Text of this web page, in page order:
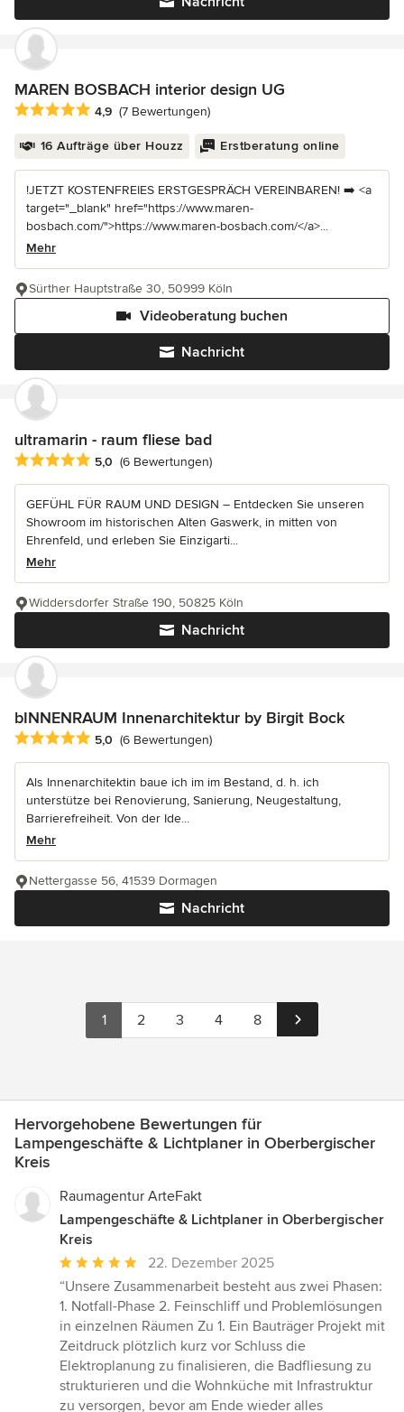
MAREN BOSBACH interior design UG
Durchschnittliche Bewertung: 4.9 von 5 Sternen
4,9 (7 Bewertungen)
16 Aufträge über Houzz Erstberatung online
!JETZT KOSTENFREIES ERSTGESPRÄCH VEREINBAREN! ➡️ <a
target="_blank" href="https://www.maren-
bosbach.com/">https://www.maren-bosbach.com/</a>...
Mehr
Nachricht
Videoberatung buchen
Sürther Hauptstraße 30, 50999 Köln
ultramarin - raum fliese bad
Durchschnittliche Bewertung: 5 von 5 Sternen
5,0 (6 Bewertungen)
GEFÜHL FÜR RAUM UND DESIGN – Entdecken Sie unseren
Showroom im historischen Alten Gaswerk, in mitten von
Ehrenfeld, und erleben Sie Einzigarti...
Mehr
Nachricht
Widdersdorfer Straße 190, 50825 Köln
bINNENRAUM Innenarchitektur by Birgit Bock
Durchschnittliche Bewertung: 5 von 5 Sternen
5,0 (6 Bewertungen)
Als Innenarchitektin baue ich im im Bestand, d. h. ich
unterstütze bei Renovierung, Sanierung, Neugestaltung,
Barrierefreiheit. Von der Ide...
Mehr
Nachricht
Nettergasse 56, 41539 Dormagen
1 2 3 4 8
Hervorgehobene Bewertungen für
Lampengeschäfte & Lichtplaner in Oberbergischer
Kreis
Raumagentur ArteFakt
Lampengeschäfte & Lichtplaner in Oberbergischer
Kreis
Durchschnittliche
Bewertung:
5
von
5
Sternen
22. Dezember 2025
“Unsere Zusammenarbeit besteht aus zwei Phasen:
1. Notfall-Phase 2. Feinschliff und Problemlösungen
in einzelnen Räumen Zu 1. Ein Bauträger Projekt mit
Zeitdruck plötzlich kurz vor Schluss die
Elektroplanung zu finalisieren, die Badfliesung zu
strukturieren und die Wohnküche mit Infrastruktur
zu versorgen, bevor am Ende wieder alles